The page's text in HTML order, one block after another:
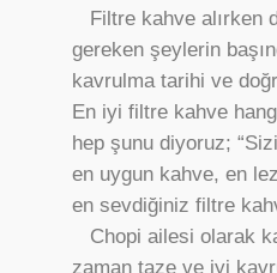
Filtre kahve alırken
gereken şeylerin
kavrulma tarihi ve
En iyi filtre kahve
hep şunu diyoruz;
en uygun kahve, en
en sevdiğiniz filtre
Chopi ailesi olarak
zaman taze ve iyi